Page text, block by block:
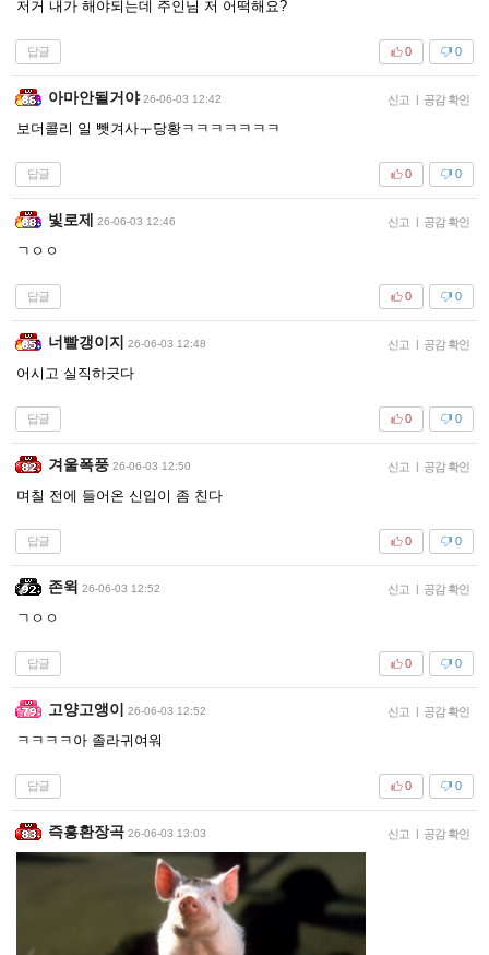
저거 내가 해야되는데 주인님 저 어떡해요?
답글 0
0
아마안될거야 26-06-03 12:42 신고 | 공감 확인
보더콜리 일 뺏겨사ㅜ당황ㅋㅋㅋㅋㅋㅋㅋ
답글 0
0
빛로제 26-06-03 12:46 신고 | 공감 확인
ㄱㅇㅇ
답글 0
0
너빨갱이지 26-06-03 12:48 신고 | 공감 확인
어시고 실직하긋다
답글 0
0
겨울폭풍 26-06-03 12:50 신고 | 공감 확인
며칠 전에 들어온 신입이 좀 친다
답글 0
0
존윅 26-06-03 12:52 신고 | 공감 확인
ㄱㅇㅇ
답글 0
0
고양고앵이 26-06-03 12:52 신고 | 공감 확인
ㅋㅋㅋㅋ아 졸라귀여워
답글 0
0
즉흥환장곡 26-06-03 13:03 신고 | 공감 확인